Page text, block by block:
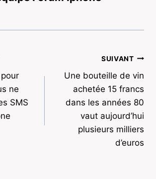
ne
SMS
SUIVANT
Une bouteille de vin
achetée 15 francs
dans les années 80
vaut aujourd’hui
plusieurs milliers
d’euros